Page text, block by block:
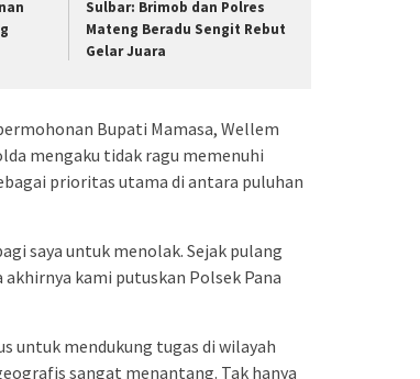
Sulbar: Brimob dan Polres
Mateng Beradu Sengit Rebut
Gelar Juara
Bupati Mamasa, Wellem
mengaku tidak ragu memenuhi
prioritas utama di antara puluhan
saya untuk menolak. Sejak pulang
kami putuskan Polsek Pana
untuk mendukung tugas di wilayah
sangat menantang. Tak hanya